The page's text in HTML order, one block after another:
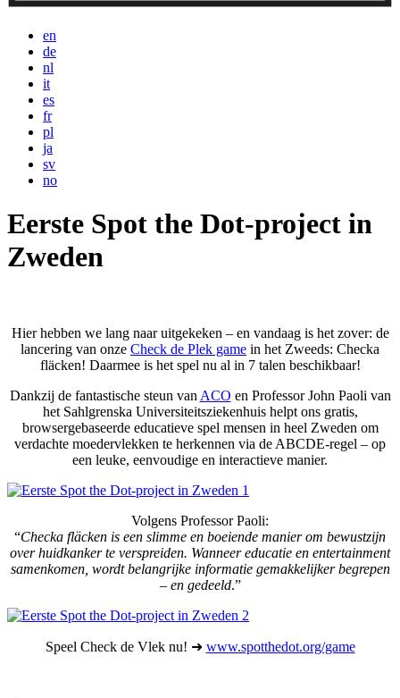
en
de
nl
it
es
fr
pl
ja
sv
no
Eerste Spot the Dot-project in
Zweden
Hier hebben we lang naar uitgekeken – en vandaag is het zover: de
lancering van onze Check de Plek game in het Zweeds: Checka
fläcken! Daarmee is het spel nu al in 7 talen beschikbaar!
Dankzij de fantastische steun van ACO en Professor John Paoli van
het Sahlgrenska Universiteitsziekenhuis helpt ons gratis,
browsergebaseerde educatieve spel mensen in heel Zweden om
verdachte moedervlekken te herkennen via de ABCDE-regel – op
een leuke, eenvoudige en interactieve manier.
Volgens Professor Paoli:
“Checka fläcken is een slimme en boeiende manier om bewustzijn
over huidkanker te verspreiden. Wanneer educatie en entertainment
samenkomen, wordt belangrijke informatie gemakkelijker begrepen
– en gedeeld.”
Speel Check de Vlek nu! ➜ www.spotthedot.org/game